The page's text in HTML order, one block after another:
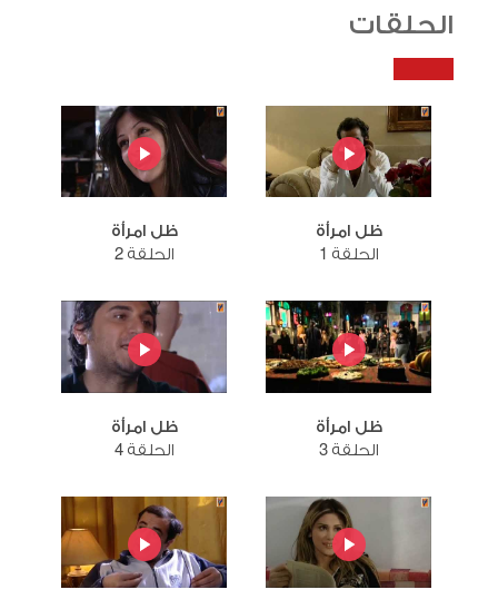
الحلقات
ظل امرأة
الحلقة 1
ظل امرأة
الحلقة 2
ظل امرأة
الحلقة 3
ظل امرأة
الحلقة 4